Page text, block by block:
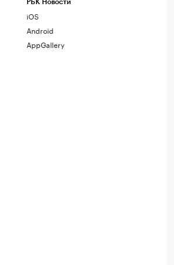
РБК Новости
iOS
Android
AppGallery